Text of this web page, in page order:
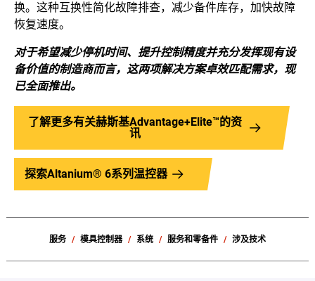
换。这种互换性简化故障排查，减少备件库存，加快故障
恢复速度。
对于希望减少停机时间、提升控制精度并充分发挥现有设
备价值的制造商而言，这两项解决方案卓效匹配需求，现
已全面推出。
了解更多有关赫斯基Advantage+Elite™的资
讯
探索Altanium® 6系列温控器
服务 模具控制器 系统 服务和零备件 涉及技术